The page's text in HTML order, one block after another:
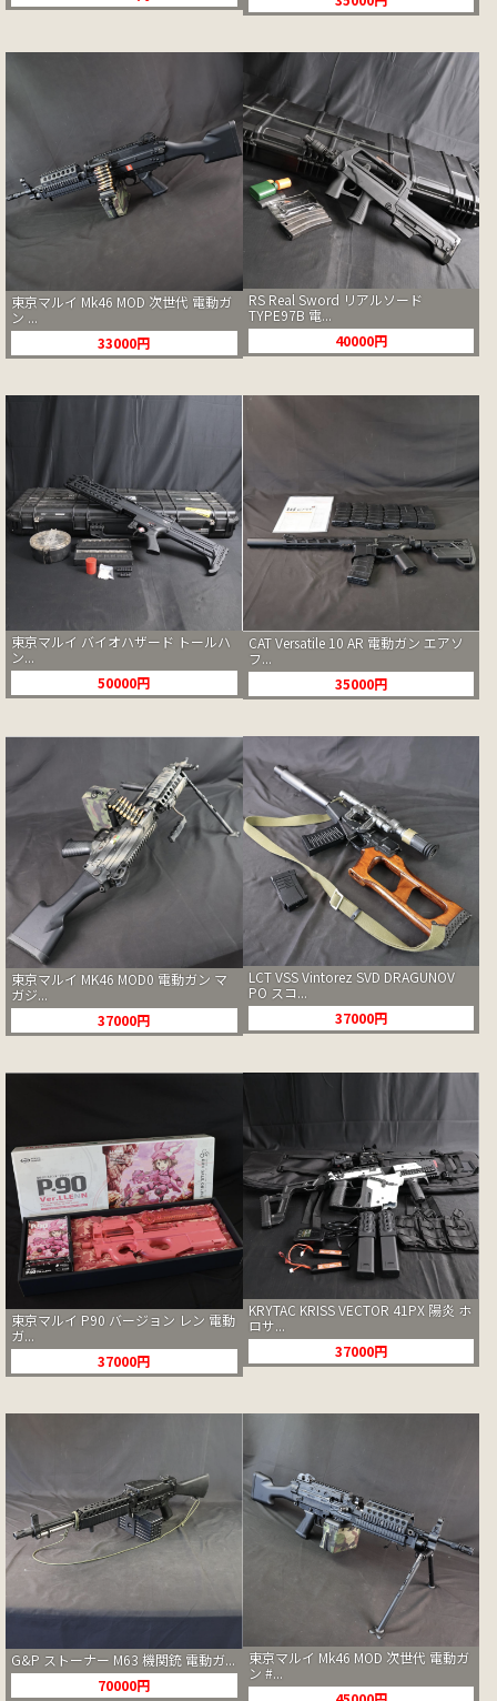
東京マルイ Mk46 MOD 次世代 電動ガ
ン ...
33000円
RS Real Sword リアルソード
TYPE97B 電...
40000円
東京マルイ バイオハザード トールハ
ン...
50000円
CAT Versatile 10 AR 電動ガン エアソ
フ...
35000円
東京マルイ MK46 MOD0 電動ガン マ
ガジ...
37000円
LCT VSS Vintorez SVD DRAGUNOV
PO スコ...
37000円
東京マルイ P90 バージョン レン 電動
ガ...
37000円
KRYTAC KRISS VECTOR 41PX 陽炎 ホ
ロサ...
37000円
G&P ストーナー M63 機関銃 電動ガ...
70000円
東京マルイ Mk46 MOD 次世代 電動ガ
ン #...